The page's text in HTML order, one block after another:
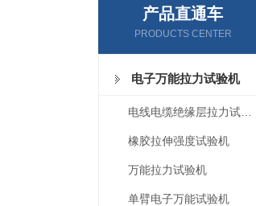
产品直通车
PRODUCTS CENTER
电子万能拉力试验机
橡胶拉伸强度试验机
万能拉力试验机
单臂电子万能试验机